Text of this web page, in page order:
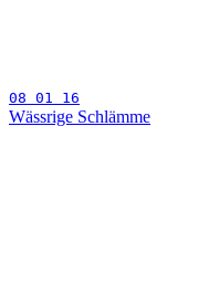
08 01 16
Wässrige Schlämme